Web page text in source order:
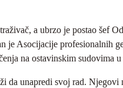
a ubrzo je postao šef
je Asocijacije profesionalnih
na ostavinskim sudovima
da unapredi svoj rad.